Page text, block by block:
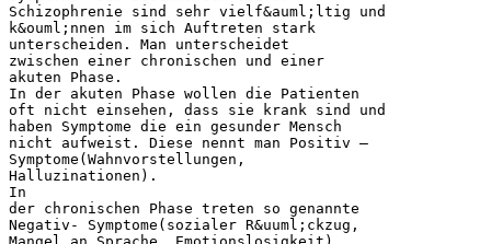
Schizophrenie sind sehr vielf&auml;ltig und
k&ouml;nnen im sich Auftreten stark
unterscheiden. Man unterscheidet
zwischen einer chronischen und einer
akuten Phase.
In der akuten Phase wollen die Patienten
oft nicht einsehen, dass sie krank sind und
haben Symptome die ein gesunder Mensch
nicht aufweist. Diese nennt man Positiv –
Symptome(Wahnvorstellungen,
Halluzinationen).
In
der chronischen Phase treten so genannte
Negativ- Symptome(sozialer R&uuml;ckzug,